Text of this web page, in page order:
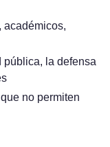
académicos,
pública, la defensa
no permiten